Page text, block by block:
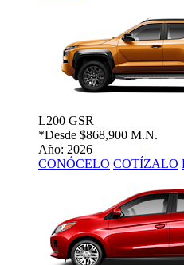
L200 GSR
*Desde $868,900 M.N.
Año: 2026
CONÓCELO COTÍZALO